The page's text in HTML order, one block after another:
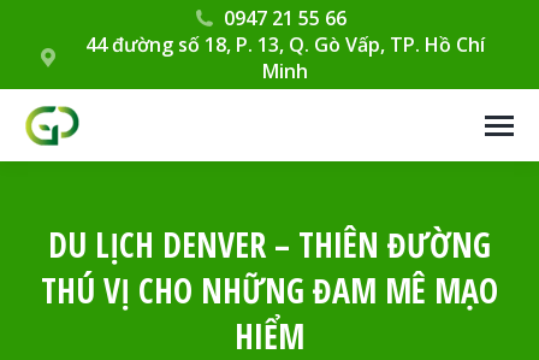
0947 21 55 66
44 đường số 18, P. 13, Q. Gò Vấp, TP. Hồ Chí
Minh
DU LỊCH DENVER – THIÊN ĐƯỜNG
THÚ VỊ CHO NHỮNG ĐAM MÊ MẠO
HIỂM